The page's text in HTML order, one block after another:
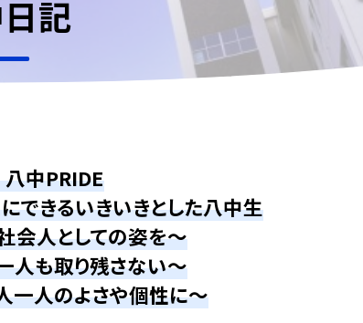
記
できるいきいきとした八中生
としての姿を～
も取り残さない～
のよさや個性に～